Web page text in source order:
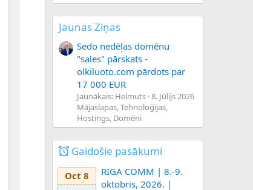
Jaunas Ziņas
Sedo nedēļas domēnu
"sales" pārskats -
olkiluoto.com pārdots par
17 000 EUR
Jaunākais: Helmuts 8. Jūlijs 2026
Mājaslapas, Tehnoloģijas,
Hostings, Domēni
Gaidošie pasākumi
Oct 8
RIGA COMM | 8.-9.
oktobris, 2026. |